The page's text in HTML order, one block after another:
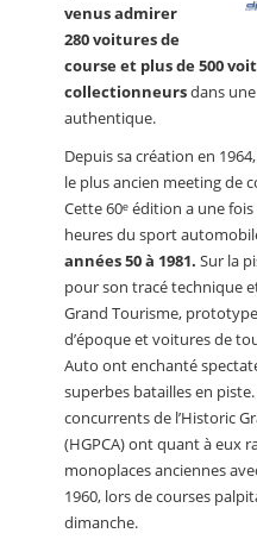
venus admirer
280 voitures de
course et plus de 500
collectionneursdans
authentique.
Depuis sa création en
le plus ancien meeting de
Cette 60ᵉ édition a une
heures du sport
années 50 à 1981. Sur la
pour son tracé technique
Grand Tourisme,
d’époque et voitures de
Auto ont enchanté
superbes batailles en
concurrents de l’Historic
(HGPCA) ont quant à eux
monoplaces anciennes
1960, lors de courses
dimanche.